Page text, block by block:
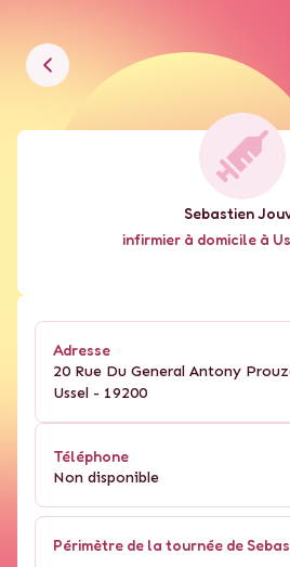
Sebastien
infirmier à domicile à
Adresse
20 Rue Du General Antony
Ussel - 19200
Téléphone
Non disponible
Périmètre de la tournée de